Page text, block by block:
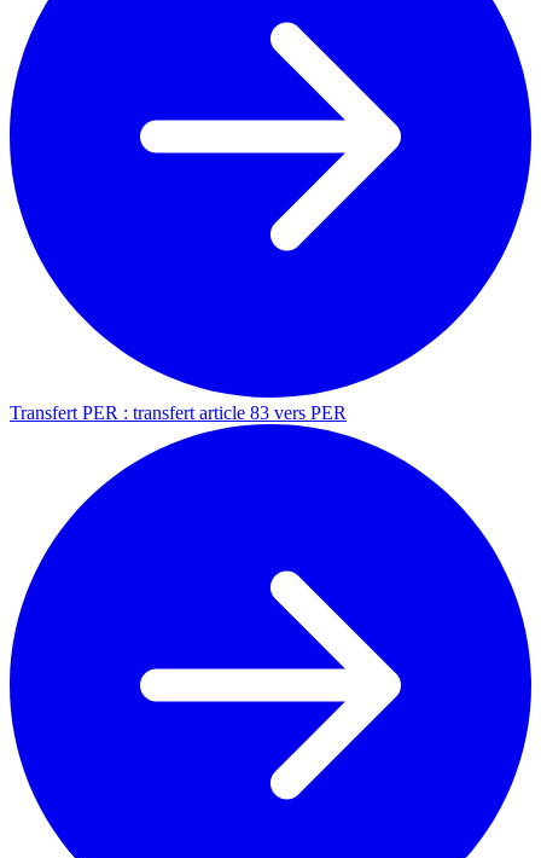
Transfert PER : transfert article 83 vers PER